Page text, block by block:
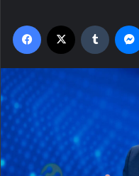
Facebook Tumblr